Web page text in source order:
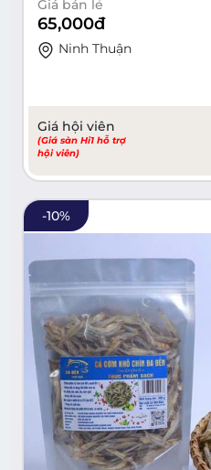
Giá bán lẻ
65,000đ
Ninh Thuận
Giá hội viên
(Giá sàn Hi1 hỗ trợ
hội viên)
-10%